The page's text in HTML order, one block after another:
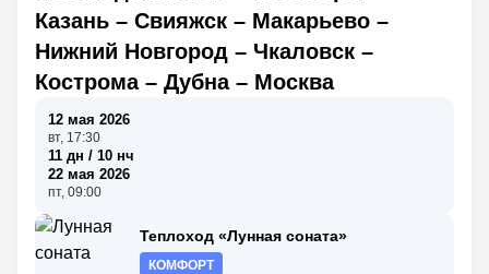
Казань – Свияжск – Макарьево –
Нижний Новгород – Чкаловск –
Кострома– Дубна– Москва
12 мая 2026
вт, 17:30
11 дн / 10 нч
22 мая 2026
пт, 09:00
Теплоход «Лунная соната»
КОМФОРТ